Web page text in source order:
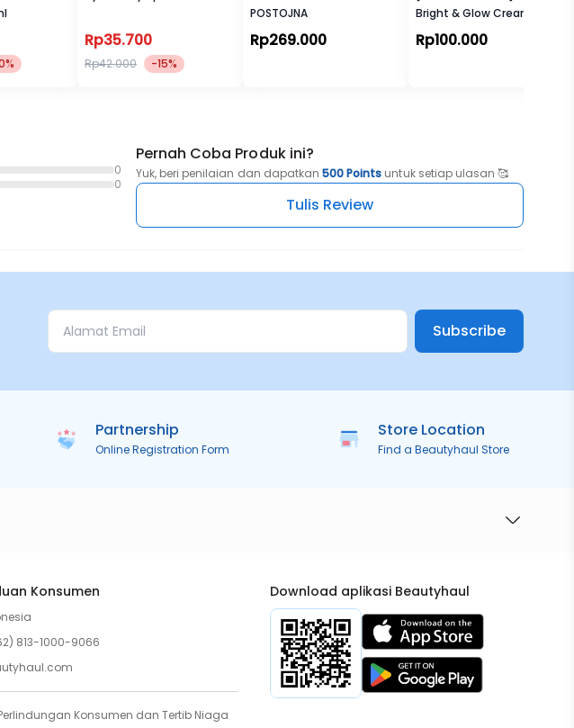
Rp35.700
Rp42.000 -15%
POSTOJNA
Rp269.000
Bright & Glow Creamy
Light Moisturizer
Rp100.000
0
0
Pernah Coba Produk ini?
Yuk, beri penilaian dan dapatkan 500 Points untuk setiap ulasan 🥰
Tulis Review
Subscribe
Partnership
Online Registration Form
Store Location
Find a Beautyhaul Store
Konsumen
813-1000-9066
Konsumen dan Tertib Niaga
Download aplikasi Beautyhaul